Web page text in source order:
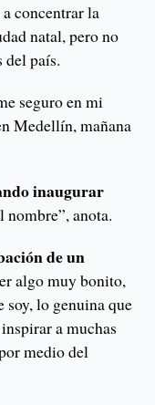
concentrar la
natal, pero no
del país.
seguro en mi
Medellín, mañana
inaugurar
nombre”, anota.
de un
algo muy bonito,
soy, lo genuina que
a muchas
medio del